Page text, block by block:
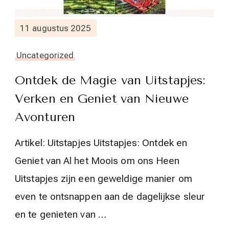
11 augustus 2025
Uncategorized
Ontdek de Magie van Uitstapjes:
Verken en Geniet van Nieuwe
Avonturen
Artikel: Uitstapjes Uitstapjes: Ontdek en
Geniet van Al het Moois om ons Heen
Uitstapjes zijn een geweldige manier om
even te ontsnappen aan de dagelijkse sleur
en te genieten van …